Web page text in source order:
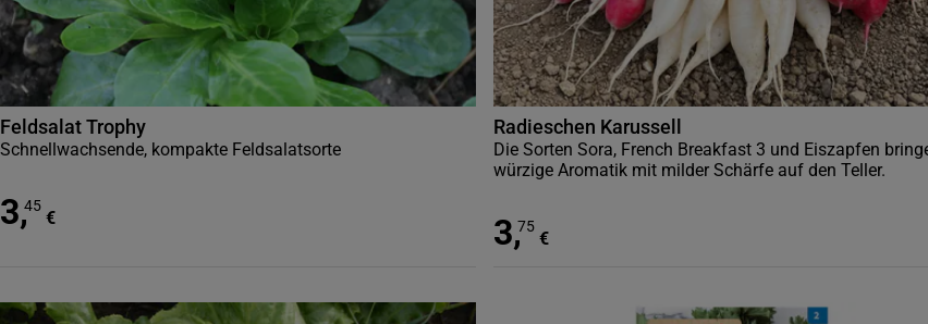
Feldsalat Trophy
Schnellwachsende, kompakte Feldsalatsorte
3,45
€
Radieschen Karussell
Die Sorten Sora, French Breakfast 3 und Eiszapfen
würzige Aromatik mit milder Schärfe auf den Teller.
3,75
€